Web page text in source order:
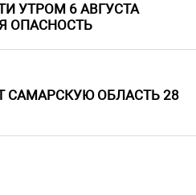
УТРОМ 6 АВГУСТА
ОПАСНОСТЬ
САМАРСКУЮ ОБЛАСТЬ 28